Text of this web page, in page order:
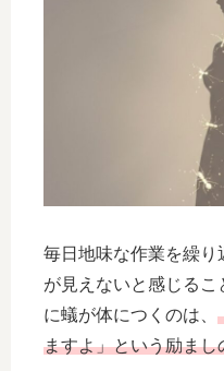
毎日地味な作業を繰
が見えないと感じる
に蟻が体につくのは、
ますよ」という励まし